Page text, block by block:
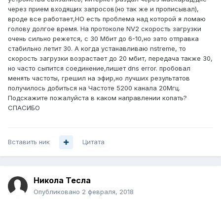
через прием входящих запросов(но так же и прописывал),
вроде все работает,НО есть проблема над которой я ломаю
голову долгое время. На протоколе NV2 скорость загрузки
очень сильно режется, с 30 Мбит до 6-10,но зато отправка
стабильно летит 30. А когда устанавливаю nstreme, то
скорость загрузки возрастает до 20 мбит, передача также 30,
но часто сыпится соединение,пишет dns error. пробовал
менять частоты, грешил на эфир,но лучших результатов
получилось добиться на Частоте 5200 канала 20Мгц.
Подскажите пожалуйста в каком направлении копать?
СПАСИБО
Вставить ник Цитата
Никола Тесла
Опубликовано 2 февраля, 2018